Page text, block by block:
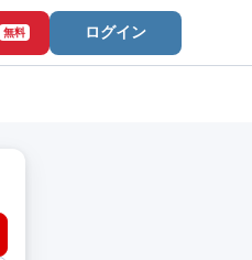
無料 ログイン